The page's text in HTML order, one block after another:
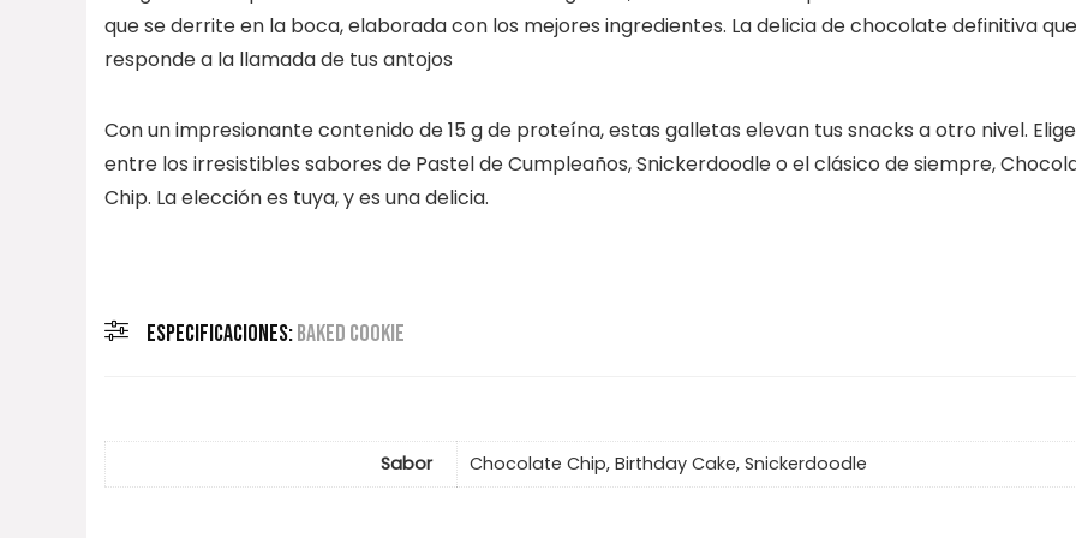
que se derrite en la boca, elaborada con los mejores ingredientes. La delicia de chocolate definitiva que
responde a la llamada de tus antojos
Con un impresionante contenido de 15 g de proteína, estas galletas elevan tus snacks a otro nivel. Elige
entre los irresistibles sabores de Pastel de Cumpleaños, Snickerdoodle o el clásico de siempre,
Chip. La elección es tuya, y es una delicia.
ESPECIFICACIONES:BAKED COOKIE
Sabor Chocolate Chip, Birthday Cake, Snickerdoodle